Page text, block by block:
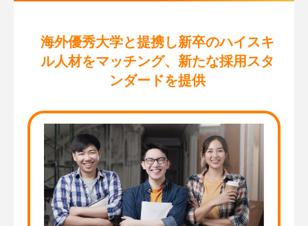
海外優秀大学と提携し新卒のハイスキ
ル人材をマッチング、新たな採用スタ
ンダードを提供